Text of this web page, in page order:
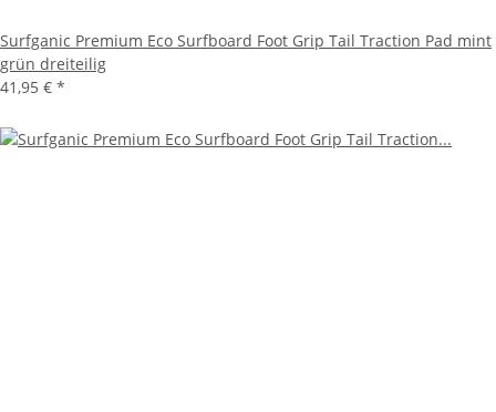
Surfganic Premium Eco Surfboard Foot Grip Tail Traction Pad mint
grün dreiteilig
41,95 € *